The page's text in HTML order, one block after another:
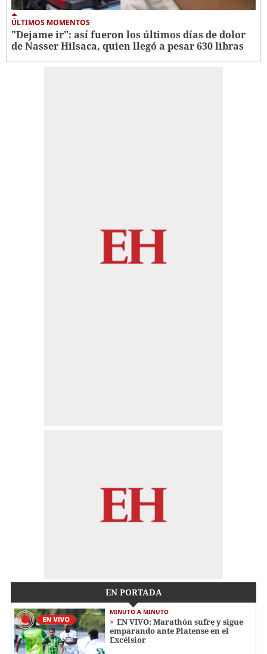
ÚLTIMOS MOMENTOS
"Dejame ir": así fueron los últimos días de dolor
de Nasser Hilsaca, quien llegó a pesar 630 libras
EN PORTADA
MINUTO A MINUTO
EN VIVO: Marathón sufre y sigue
emparando ante Platense en el
Excélsior